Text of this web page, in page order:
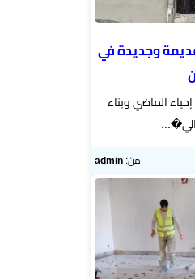
وجديدة في
الماضي وبناء
من:admin